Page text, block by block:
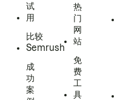
试
用
比较
Semrush
成
功
案
热
门
网
站
免
费
工
具